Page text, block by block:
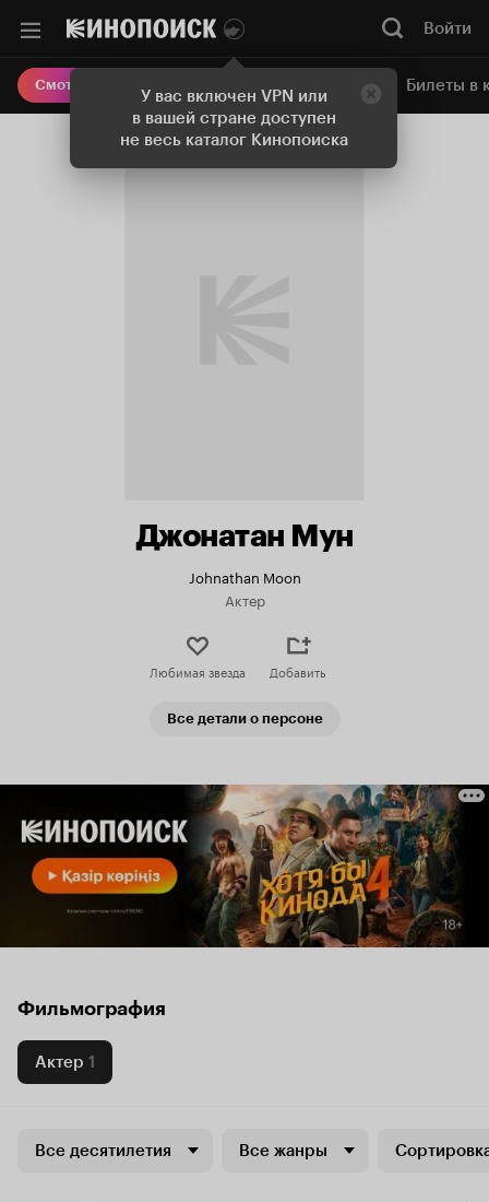
У вас включен VPN или
в вашей стране доступен
не весь каталог Кинопоиска
Войти
Смотреть кино Онлайн-кинотеатр Билеты в
Джонатан Мун
Johnathan Moon
Актер
Любимая звезда Добавить
Все детали о персоне
Фильмография
Актер 1
Все десятилетия Все жанры